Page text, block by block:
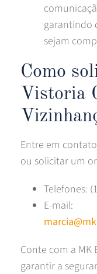
garantindo
sejam
Como
Vistoria
Entre em
ou solicitar um
Telefones:
E-mail:
Conte com a MK
garantir a